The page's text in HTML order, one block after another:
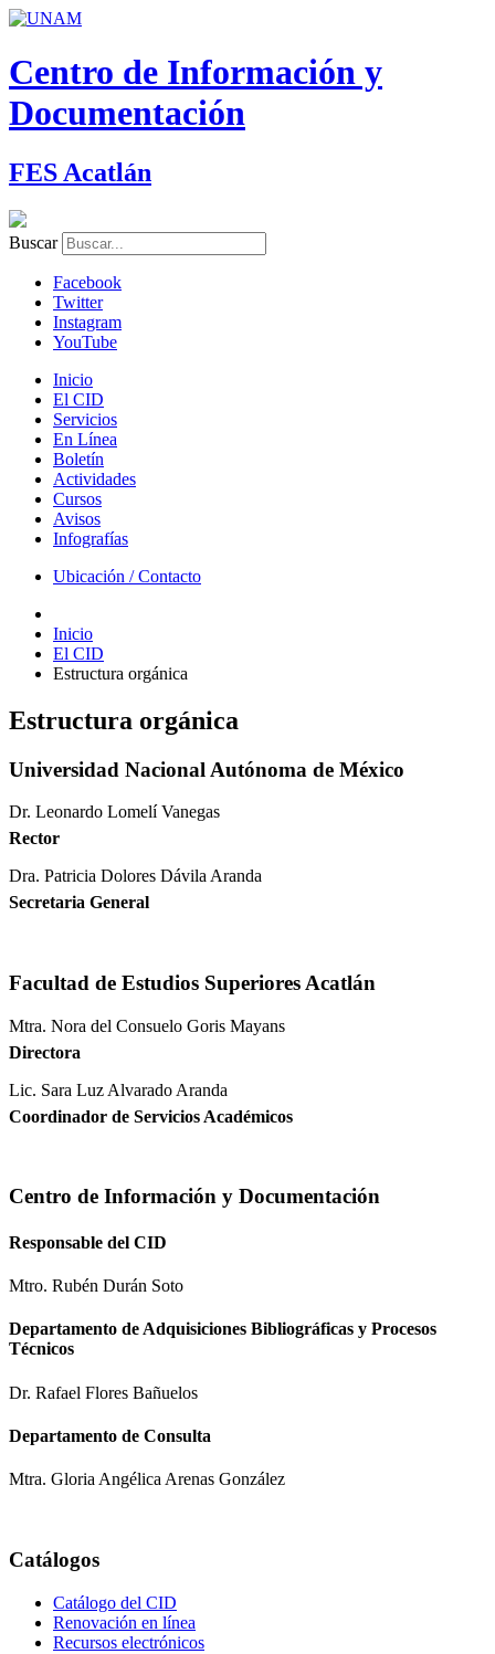
Centro de Información y
Documentación
FES Acatlán
Buscar
Facebook
Twitter
Instagram
YouTube
Inicio
El CID
Servicios
En Línea
Boletín
Actividades
Cursos
Avisos
Infografías
Ubicación / Contacto
Inicio
El CID
Estructura orgánica
Estructura orgánica
Universidad Nacional Autónoma de México
Dr. Leonardo Lomelí Vanegas
Rector
Dra. Patricia Dolores Dávila Aranda
Secretaria General
Facultad de Estudios Superiores Acatlán
Mtra. Nora del Consuelo Goris Mayans
Directora
Lic. Sara Luz Alvarado Aranda
Coordinador de Servicios Académicos
Centro de Información y Documentación
Responsable del CID
Mtro. Rubén Durán Soto
Departamento de Adquisiciones Bibliográficas y Procesos
Técnicos
Dr. Rafael Flores Bañuelos
Departamento de Consulta
Mtra. Gloria Angélica Arenas González
Catálogos
Catálogo del CID
Renovación en línea
Recursos electrónicos